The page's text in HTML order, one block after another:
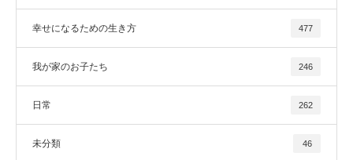
幸せになるための生き方 477
我が家のお子たち 246
日常 262
未分類 46